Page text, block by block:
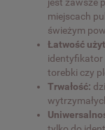
miejscach
świeżym
Łatwość
identyfikator
torebki czy
Trwałość: